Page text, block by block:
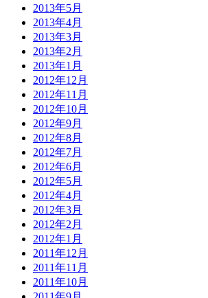
2013年5月
2013年4月
2013年3月
2013年2月
2013年1月
2012年12月
2012年11月
2012年10月
2012年9月
2012年8月
2012年7月
2012年6月
2012年5月
2012年4月
2012年3月
2012年2月
2012年1月
2011年12月
2011年11月
2011年10月